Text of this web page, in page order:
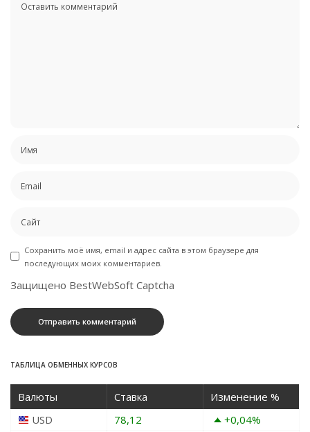
Сохранить моё имя, email и адрес сайта в этом браузере для
последующих моих комментариев.
Защищено BestWebSoft Captcha
ТАБЛИЦА ОБМЕННЫХ КУРСОВ
Валюты Ставка
Изменение %
USD
78,12 +0,04%